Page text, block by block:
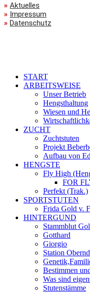
» Aktuelles
» Impressum
» Datenschutz
START
ARBEITSWEISE
Unser Betrieb
Hengsthaltung
Wiesen und
ZUCHT
Zuchtstuten
Projekt
Aufbau von
HENGSTE
Fly High
FOR
Perfekt (Trak.)
SPORTSTUTEN
Frida Gold v.
HINTERGUND
Stammblut
Gotthard
Giorgio
Station
Bestimmen
Was sind
Stutenstämme